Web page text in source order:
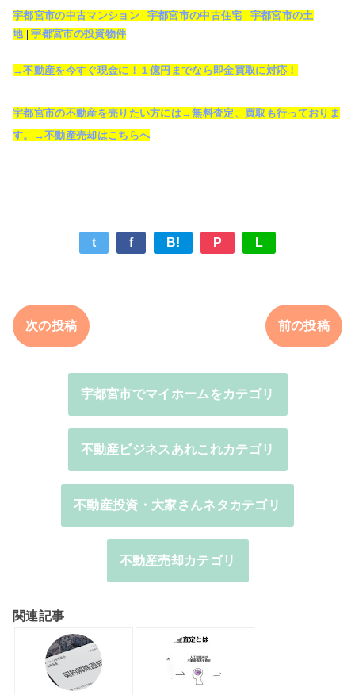
宇都宮市の中古マンション| 宇都宮市の中古住宅 | 宇都宮市の土
地|宇都宮市の投資物件
→不動産を今すぐ現金に！１億円までなら即金買取に対応！
宇都宮市の不動産を売りたい方には→無料査定、買取も行っておりま
す。→不動産売却はこちらへ
t f B! P L
次の投稿 前の投稿
宇都宮市でマイホームをカテゴリ
不動産ビジネスあれこれカテゴリ
不動産投資・大家さんネタカテゴリ
不動産売却カテゴリ
関連記事